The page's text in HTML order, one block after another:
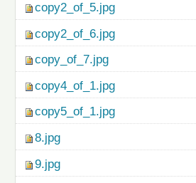
copy2_of_5.jpg
copy2_of_6.jpg
copy_of_7.jpg
copy4_of_1.jpg
copy5_of_1.jpg
8.jpg
9.jpg